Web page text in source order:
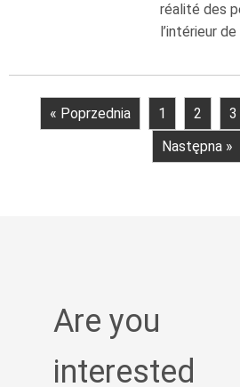
réalité des
l’intérieur
« Poprzednia 1 2 3
Następna »
Are you
interested